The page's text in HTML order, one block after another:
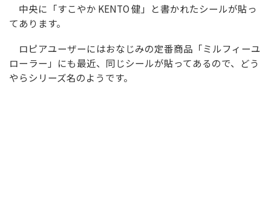
中央に「すこやか KENTO 健」と書かれたシールが貼っ
てあります。
ロピアユーザーにはおなじみの定番商品「ミルフィーユ
ローラー」にも最近、同じシールが貼ってあるので、どう
やらシリーズ名のようです。